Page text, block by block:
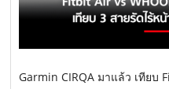
Garmin CIRQA มาแล้ว เทียบ